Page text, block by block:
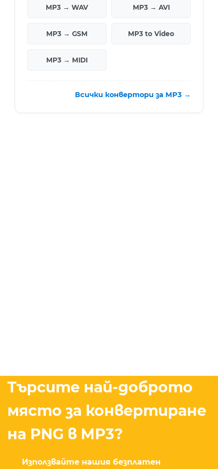
MP3 → WAV MP3 → AVI
MP3 → GSM MP3 to Video
MP3 → MIDI
Всички конвертори за MP3 →
Търсите най-доброто
място за конвертиране
на PNG в MP3?
Използвайте нашия безплатен